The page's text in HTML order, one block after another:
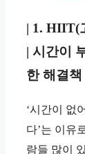
| 1. HIIT(
| 시간이
한 해결책
‘시간이 없
다’는 이유
람들 많이